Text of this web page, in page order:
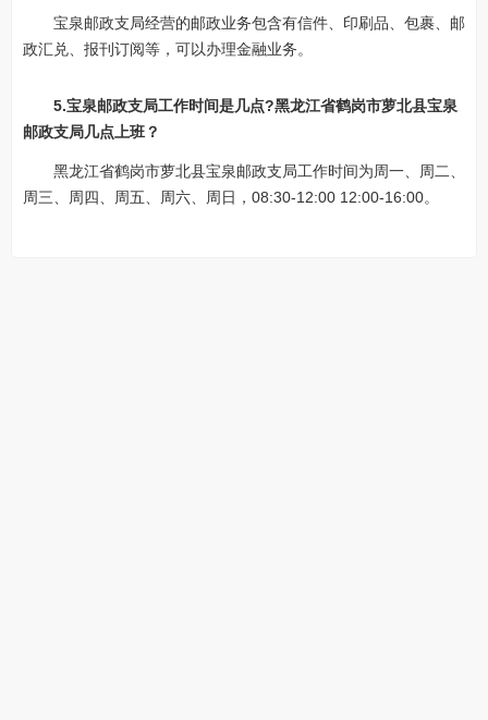
宝泉邮政支局经营的邮政业务包含有信件、印刷品、包裹、邮
政汇兑、报刊订阅等，可以办理金融业务。
5.宝泉邮政支局工作时间是几点?黑龙江省鹤岗市萝北县宝泉
邮政支局几点上班？
黑龙江省鹤岗市萝北县宝泉邮政支局工作时间为周一、周二、
周三、周四、周五、周六、周日，08:30-12:00 12:00-16:00。